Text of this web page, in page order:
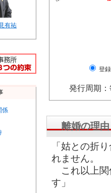
登録
発行周期
離婚の理
「姑との折
れません。
これ以上関
す」
有祐
係